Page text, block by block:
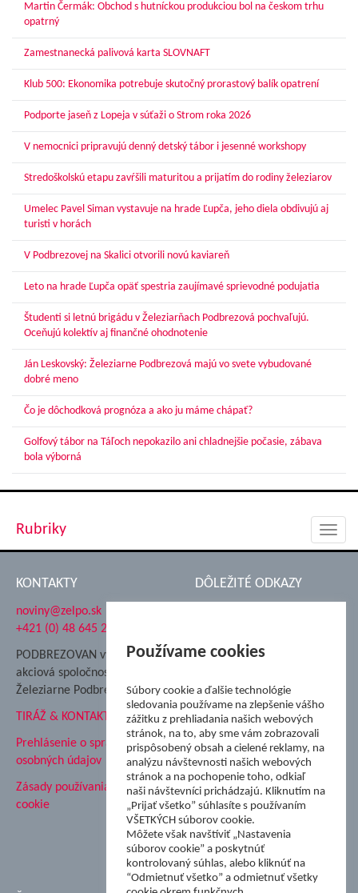
Martin Čermák: Obchod s hutníckou produkciou bol na českom trhu
opatrný
Zamestnanecká palivová karta SLOVNAFT
Klub 500: Ekonomika potrebuje skutočný prorastový balík opatrení
Podporte jaseň z Lopeja v súťaži o Strom roka 2026
V nemocnici pripravujú denný detský tábor i jesenné workshopy
Stredoškolskú etapu zavŕšili maturitou a prijatím do rodiny železiarov
Umelec Pavel Siman vystavuje na hrade Ľupča, jeho diela obdivujú aj
turisti v horách
V Podbrezovej na Skalici otvorili novú kaviareň
Leto na hrade Ľupča opäť spestria zaujímavé sprievodné podujatia
Študenti si letnú brigádu v Železiarňach Podbrezová pochvaľujú.
Oceňujú kolektív aj finančné ohodnotenie
Ján Leskovský: Železiarne Podbrezová majú vo svete vybudované
dobré meno
Čo je dôchodková prognóza a ako ju máme chápať?
Golfový tábor na Táľoch nepokazilo ani chladnejšie počasie, zábava
bola výborná
Rubriky
KONTAKTY
noviny@zelpo.sk
+421 (0) 48 645 2711
PODBREZOVAN vydáva
akciová spoločnosť
Železiarne Podbrezová
TIRÁŽ & KONTAKT
Prehlásenie o spracovaní
osobných údajov
Zásady používania súborov
cookie
DÔLEŽITÉ ODKAZY
Nadácia Železiarne
ŽP Informatika s.r.o.
ŠK Železiarne Podbrezová
Tále a.s.
Používame cookies
Súbory cookie a ďalšie technológie
sledovania používame na zlepšenie vášho
zážitku z prehliadania našich webových
stránok, na to, aby sme vám zobrazovali
prispôsobený obsah a cielené reklamy, na
analýzu návštevnosti našich webových
stránok a na pochopenie toho, odkiaľ
naši návštevníci prichádzajú. Kliknutím na
„Prijať všetko” súhlasíte s používaním
VŠETKÝCH súborov cookie.
Môžete však navštíviť „Nastavenia
súborov cookie” a poskytnúť
kontrolovaný súhlas, alebo kliknúť na
“Odmietnuť všetko” a odmietnuť všetky